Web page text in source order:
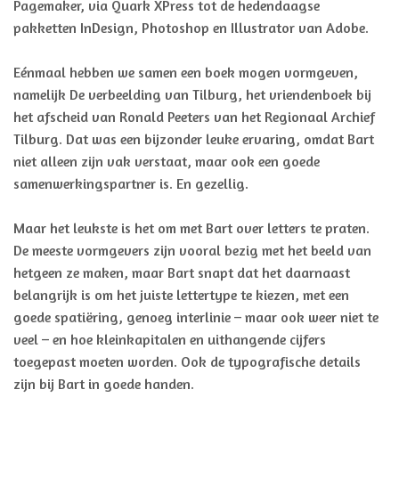
Pagemaker, via Quark XPress tot de hedendaagse
pakketten InDesign, Photoshop en Illustrator van Adobe.
Eénmaal hebben we samen een boek mogen vormgeven,
namelijk De verbeelding van Tilburg, het vriendenboek bij
het afscheid van Ronald Peeters van het Regionaal Archief
Tilburg. Dat was een bijzonder leuke ervaring, omdat Bart
niet alleen zijn vak verstaat, maar ook een goede
samenwerkingspartner is. En gezellig.
Maar het leukste is het om met Bart over letters te praten.
De meeste vormgevers zijn vooral bezig met het beeld van
hetgeen ze maken, maar Bart snapt dat het daarnaast
belangrijk is om het juiste lettertype te kiezen, met een
goede spatiëring, genoeg interlinie – maar ook weer niet te
veel – en hoe kleinkapitalen en uithangende cijfers
toegepast moeten worden. Ook de typografische details
zijn bij Bart in goede handen.